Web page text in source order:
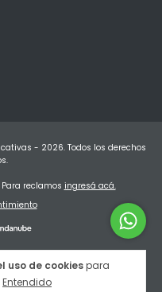
uso de cookiespara
Entendido
- 2026. Todos los derechos
reclamos ingresá acá.